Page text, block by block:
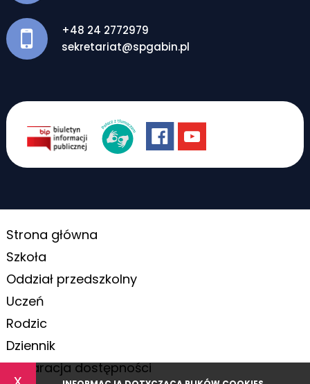
+48 24 2772979
sekretariat@spgabin.pl
Strona główna
Szkoła
Oddział przedszkolny
Uczeń
Rodzic
Dziennik
Deklaracja dostępności